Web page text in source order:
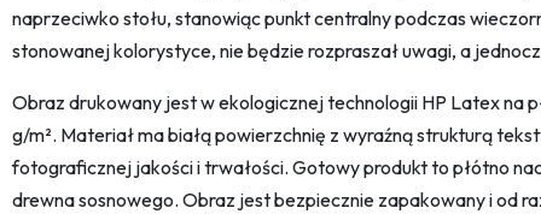
naprzeciwko stołu, stanowiąc punkt centralny podczas
stonowanej kolorystyce, nie będzie rozpraszał uwagi, a
Obraz drukowany jest w ekologicznej technologii HP Latex na
g/m². Materiał ma białą powierzchnię z wyraźną strukturą
fotograficznej jakości i trwałości. Gotowy produkt to płótno
drewna sosnowego. Obraz jest bezpiecznie zapakowany i od